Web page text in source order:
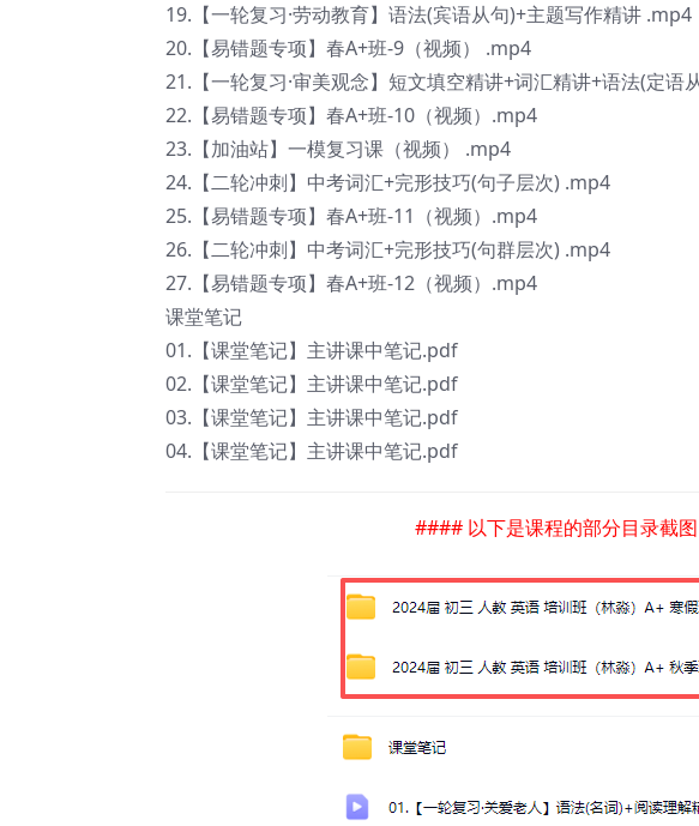
19.【一轮复习·劳动教育】语法(宾语从句)+主题写作精讲 .mp4
20.【易错题专项】春A+班-9（视频） .mp4
21.【一轮复习·审美观念】短文填空精讲+词汇精讲+语法(定语
22.【易错题专项】春A+班-10（视频）.mp4
23.【加油站】一模复习课（视频） .mp4
24.【二轮冲刺】中考词汇+完形技巧(句子层次) .mp4
25.【易错题专项】春A+班-11（视频）.mp4
26.【二轮冲刺】中考词汇+完形技巧(句群层次) .mp4
27.【易错题专项】春A+班-12（视频）.mp4
课堂笔记
01.【课堂笔记】主讲课中笔记.pdf
02.【课堂笔记】主讲课中笔记.pdf
03.【课堂笔记】主讲课中笔记.pdf
04.【课堂笔记】主讲课中笔记.pdf
#### 以下是课程的部分目录截